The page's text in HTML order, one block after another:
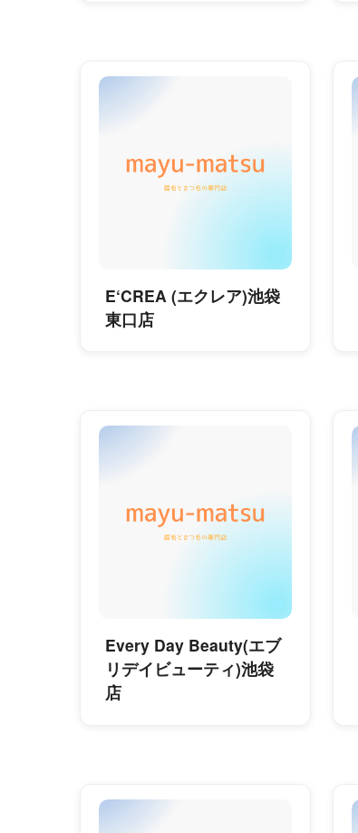
E‘CREA (エクレア)池袋
東口店
Every Day Beauty(エブ
リデイビューティ)池袋
店